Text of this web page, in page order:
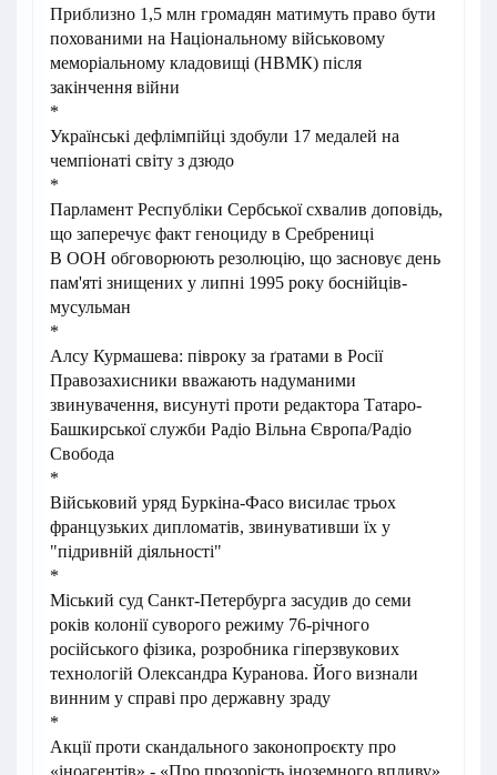
Приблизно 1,5 млн громадян матимуть право бути
похованими на Національному військовому
меморіальному кладовищі (НВМК) після
закінчення війни
*
Українські дефлімпійці здобули 17 медалей на
чемпіонаті світу з дзюдо
*
Парламент Республіки Сербської схвалив доповідь,
що заперечує факт геноциду в Сребрениці
В ООН обговорюють резолюцію, що засновує день
пам'яті знищених у липні 1995 року боснійців-
мусульман
*
Алсу Курмашева: півроку за ґратами в Росії
Правозахисники вважають надуманими
звинувачення, висунуті проти редактора Татаро-
Башкирської служби Радіо Вільна Європа/Радіо
Свобода
*
Військовий уряд Буркіна-Фасо висилає трьох
французьких дипломатів, звинувативши їх у
"підривній діяльності"
*
Міський суд Санкт-Петербурга засудив до семи
років колонії суворого режиму 76-річного
російського фізика, розробника гіперзвукових
технологій Олександра Куранова. Його визнали
винним у справі про державну зраду
*
Акції проти скандального законопроєкту про
«іноагентів» - «Про прозорість іноземного впливу»,